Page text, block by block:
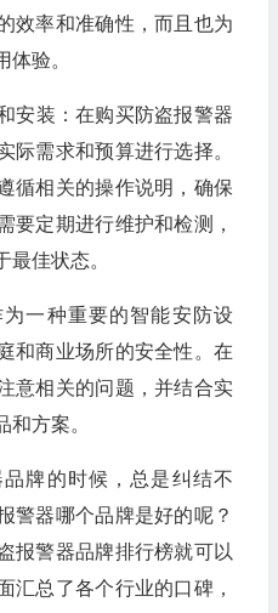
效率和准确性，而且也为
验。
安装：在购买防盗报警器
际需求和预算进行选择。
循相关的操作说明，确保
要定期进行维护和检测，
最佳状态。
一种重要的智能安防设
和商业场所的安全性。在
意相关的问题，并结合实
方案。
牌的时候，总是纠结不
警器哪个品牌是好的呢？
报警器品牌排行榜就可以
汇总了各个行业的口碑，